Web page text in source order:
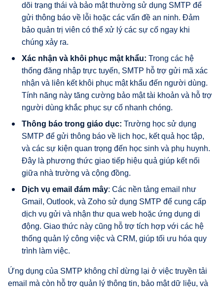
dõi trạng thái và bảo mật thường sử dụng SMTP để
gửi thông báo về lỗi hoặc các vấn đề an ninh. Đảm
bảo quản trị viên có thể xử lý các sự cố ngay khi
chúng xảy ra.
Xác nhận và khôi phục mật khẩu: Trong các hệ
thống đăng nhập trực tuyến, SMTP hỗ trợ gửi mã xác
nhận và liên kết khôi phục mật khẩu đến người dùng.
Tính năng này tăng cường bảo mật tài khoản và hỗ trợ
người dùng khắc phục sự cố nhanh chóng.
Thông báo trong giáo dục: Trường học sử dụng
SMTP để gửi thông báo về lịch học, kết quả học tập,
và các sự kiện quan trọng đến học sinh và phụ huynh.
Đây là phương thức giao tiếp hiệu quả giúp kết nối
giữa nhà trường và cộng đồng.
Dịch vụ email đám mây: Các nền tảng email như
Gmail, Outlook, và Zoho sử dụng SMTP để cung cấp
dịch vụ gửi và nhận thư qua web hoặc ứng dụng di
động. Giao thức này cũng hỗ trợ tích hợp với các hệ
thống quản lý công việc và CRM, giúp tối ưu hóa quy
trình làm việc.
Ứng dụng của SMTP không chỉ dừng lại ở việc truyền tải
email mà còn hỗ trợ quản lý thông tin, bảo mật dữ liệu, và